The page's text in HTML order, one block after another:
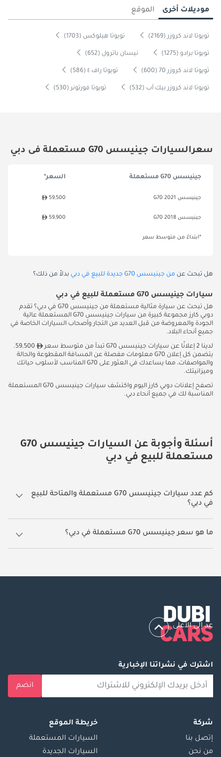
موديلات أخرى الموقع
تويوتا لاند كروزر (2169) تويوتا هيلوكس (1703)
تويوتا برادو (1275) نيسان باترول (652)
تويوتا لاند كروزر 70 (600) تويوتا راف ٤ (586)
تويوتا لاند كروزر بيك آب (532) تويوتا فورتونر (530)
سعرالسيارات جينيسس G70 مستعملة فى دبي
جينيسس G70 مستعملة السعر*
جينيسس G70 2021 59,500
جينيسس G70 2018 59,900
*ابتداءً من متوسط سعر
هل تبحث عن من جينيسس G70 جديدة للبيع في دبي بدلاً من ذلك؟
سيارات جينيسس G70 مستعملة للبيع في دبي
هل تبحث عن سيارة مثالية مستعملة من جينيسس G70 في دبي؟ تقدم
دوبي كارز مجموعة كبيرة من سيارات جينيسس G70 المستعملة عالية
الجودة والمعروضة من قبل العديد من التجار وأصحاب السيارات الخاصة في
جميع أنحاء البلاد.
لدينا 2 إعلانًا عن سيارات جينيسس G70 تبدأ من متوسط سعر
59,500.
يتضمن كل إعلان G70 معلومات مفصلة عن المسافة المقطوعة والحالة
والمواصفات، مما يساعدك في العثور على G70 المناسب لأسلوب حياتك
وميزانيتك.
تصفح إعلانات دوبي كارز اليوم واكتشف سيارات جينيسس G70 المستعملة
المناسبة لك في جميع أنحاء دبي.
أسئلة وأجوبة عن السيارات جينيسس G70
مستعملة للبيع في دبي
كم عدد سيارات جينيسس G70 مستعملة والمتاحة للبيع
في دبي؟
2 سيارة جينيسس G70 مستعملة متوفرة للبيع في دبي.
ما هو سعر جينيسس G70 مستعملة في دبي؟
يبدأ سعر سيارة جينيسس G70 مستعملة في دبي 59,500.
عد إلى الأعلى
اشترك في نشراتنا الإخبارية
انضم
شركة
إتصل بنا
من نحن
خريطة الموقع
السيارات المستعملة
السيارات الجديدة